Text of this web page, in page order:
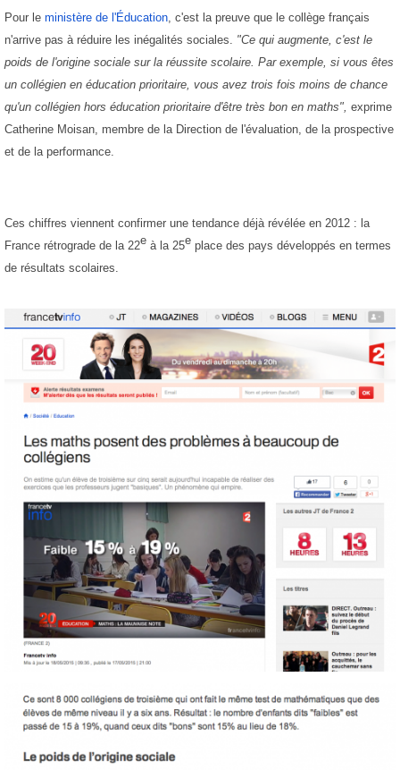
Pour le ministère de l'Éducation, c'est la preuve que le collège français
n'arrive pas à réduire les inégalités sociales. "Ce qui augmente, c'est le
poids de l'origine sociale sur la réussite scolaire. Par exemple, si vous êtes
un collégien en éducation prioritaire, vous avez trois fois moins de chance
qu'un collégien hors éducation prioritaire d'être très bon en maths", exprime
Catherine Moisan, membre de la Direction de l'évaluation, de la prospective
et de la performance.
Ces chiffres viennent confirmer une tendance déjà révélée en 2012 : la
France rétrograde de la 22e à la 25e place des pays développés en termes
de résultats scolaires.